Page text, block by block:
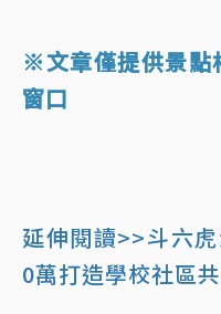
※文章僅提供景點
窗口
延伸閱讀>>斗六
0萬打造學校社區